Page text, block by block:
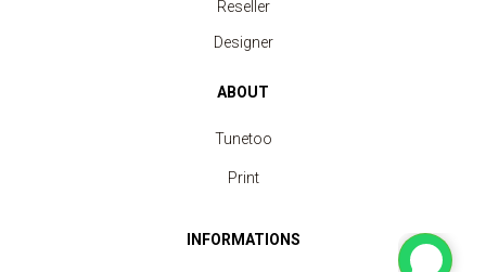
Reseller
Designer
ABOUT
Tunetoo
Print
INFORMATIONS